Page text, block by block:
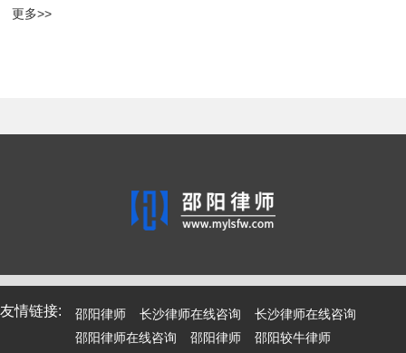
更多>>
友情链接: 邵阳律师 长沙律师在线咨询
长沙律师在线咨询
邵阳律师在线咨询
邵阳律师
邵阳较牛律师